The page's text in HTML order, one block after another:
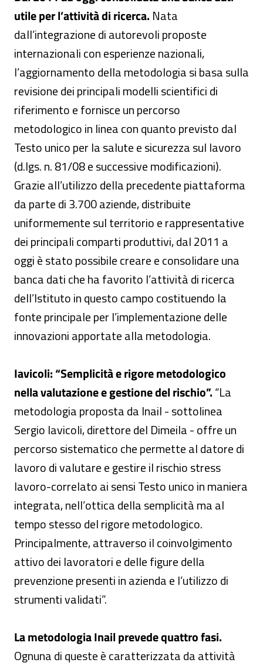
utile per l’attività di ricerca. Nata
dall’integrazione di autorevoli proposte
internazionali con esperienze nazionali,
l’aggiornamento della metodologia si basa sulla
revisione dei principali modelli scientifici di
riferimento e fornisce un percorso
metodologico in linea con quanto previsto dal
Testo unico per la salute e sicurezza sul lavoro
(d.lgs. n. 81/08 e successive modificazioni).
Grazie all’utilizzo della precedente piattaforma
da parte di 3.700 aziende, distribuite
uniformemente sul territorio e rappresentative
dei principali comparti produttivi, dal 2011 a
oggi è stato possibile creare e consolidare una
banca dati che ha favorito l’attività di ricerca
dell’Istituto in questo campo costituendo la
fonte principale per l’implementazione delle
innovazioni apportate alla metodologia.
Iavicoli: “Semplicità e rigore metodologico
nella valutazione e gestione del rischio”.“La
metodologia proposta da Inail - sottolinea
Sergio Iavicoli, direttore del Dimeila - offre un
percorso sistematico che permette al datore di
lavoro di valutare e gestire il rischio stress
lavoro-correlato ai sensi Testo unico in maniera
integrata, nell’ottica della semplicità ma al
tempo stesso del rigore metodologico.
Principalmente, attraverso il coinvolgimento
attivo dei lavoratori e delle figure della
prevenzione presenti in azienda e l’utilizzo di
strumenti validati”.
La metodologia Inail prevede quattro fasi.
Ognuna di queste è caratterizzata da attività